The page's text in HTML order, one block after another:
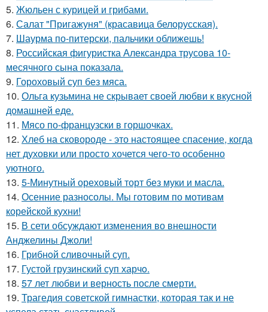
5. Жюльен с курицей и грибами.
6. Салат "Пригажуня" (красавица белорусская).
7. Шаурма по-питерски, пальчики оближешь!
8. Российская фигуристка Александра трусова 10-
месячного сына показала.
9. Гороховый суп без мяса.
10. Ольга кузьмина не скрывает своей любви к вкусной
домашней еде.
11. Мясо по-французски в горшочках.
12. Хлеб на сковороде - это настоящее спасение, когда
нет духовки или просто хочется чего-то особенно
уютного.
13. 5-Минутный ореховый торт без муки и масла.
14. Осенние разносолы. Мы готовим по мотивам
корейской кухни!
15. В сети обсуждают изменения во внешности
Анджелины Джоли!
16. Грибнoй сливочный суп.
17. Густой грузинский суп харчo.
18. 57 лет любви и верность после смерти.
19. Трагедия советской гимнастки, которая так и не